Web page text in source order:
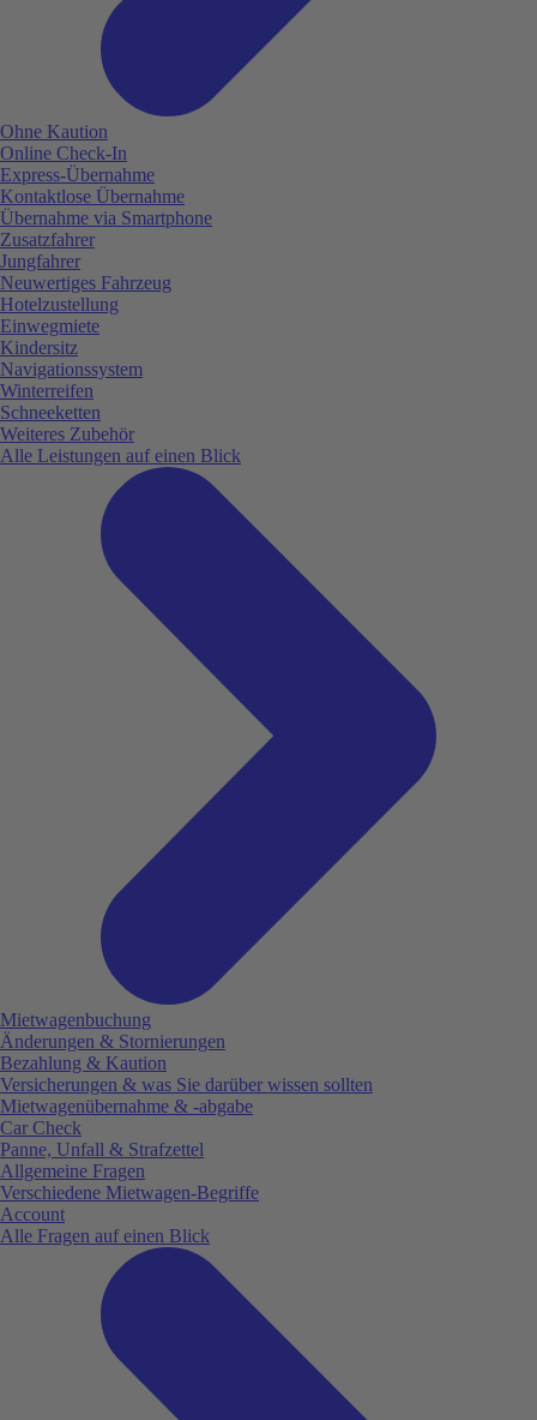
Ohne Kaution
Online Check-In
Express-Übernahme
Kontaktlose Übernahme
Übernahme via Smartphone
Zusatzfahrer
Jungfahrer
Neuwertiges Fahrzeug
Hotelzustellung
Einwegmiete
Kindersitz
Navigationssystem
Winterreifen
Schneeketten
Weiteres Zubehör
Alle Leistungen auf einen Blick
Mietwagenbuchung
Änderungen & Stornierungen
Bezahlung & Kaution
Versicherungen & was Sie darüber wissen sollten
Mietwagenübernahme & -abgabe
Car Check
Panne, Unfall & Strafzettel
Allgemeine Fragen
Verschiedene Mietwagen-Begriffe
Account
Alle Fragen auf einen Blick